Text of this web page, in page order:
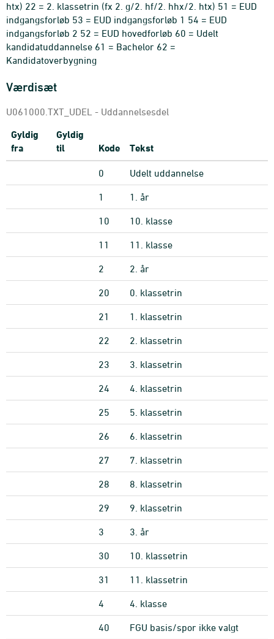
htx) 22 = 2. klassetrin (fx 2. g/2. hf/2. hhx/2. htx) 51 = EUD
indgangsforløb 53 = EUD indgangsforløb 1 54 = EUD
indgangsforløb 2 52 = EUD hovedforløb 60 = Udelt
kandidatuddannelse 61 = Bachelor 62 =
Kandidatoverbygning
Værdisæt
U061000.TXT_UDEL - Uddannelsesdel
Gyldig
fra
Gyldig
til
Kode Tekst
0 Udelt uddannelse
1 1. år
10 10. klasse
11 11. klasse
2 2. år
20 0. klassetrin
21 1. klassetrin
22 2. klassetrin
23 3. klassetrin
24 4. klassetrin
25 5. klassetrin
26 6. klassetrin
27 7. klassetrin
28 8. klassetrin
29 9. klassetrin
3 3. år
30 10. klassetrin
31 11. klassetrin
4 4. klasse
40 FGU basis/spor ikke valgt